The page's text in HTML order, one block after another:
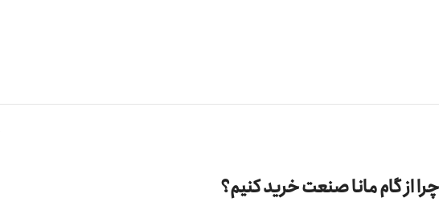
چرا از گام مانا صنعت خرید کنیم؟